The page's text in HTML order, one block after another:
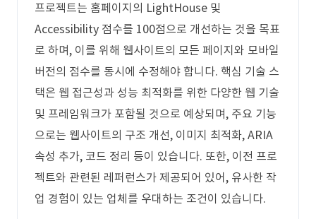
프로젝트는 홈페이지의 LightHouse 및
Accessibility 점수를 100점으로 개선하는 것을 목표
로 하며, 이를 위해 웹사이트의 모든 페이지와 모바일
버전의 점수를 동시에 수정해야 합니다. 핵심 기술 스
택은 웹 접근성과 성능 최적화를 위한 다양한 웹 기술
및 프레임워크가 포함될 것으로 예상되며, 주요 기능
으로는 웹사이트의 구조 개선, 이미지 최적화, ARIA
속성 추가, 코드 정리 등이 있습니다. 또한, 이전 프로
젝트와 관련된 레퍼런스가 제공되어 있어, 유사한 작
업 경험이 있는 업체를 우대하는 조건이 있습니다.